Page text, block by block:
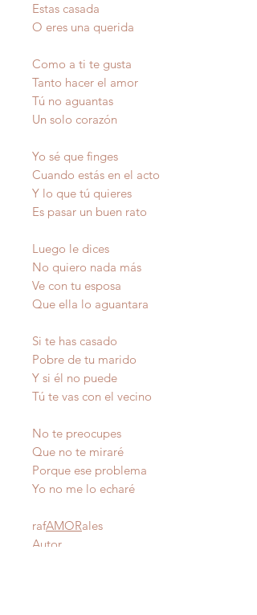
Estas casada
O eres una querida
Como a ti te gusta
Tanto hacer el amor
Tú no aguantas
Un solo corazón
Yo sé que finges
Cuando estás en el acto
Y lo que tú quieres
Es pasar un buen rato
Luego le dices
No quiero nada más
Ve con tu esposa
Que ella lo aguantara
Si te has casado
Pobre de tu marido
Y si él no puede
Tú te vas con el vecino
No te preocupes
Que no te miraré
Porque ese problema
Yo no me lo echaré
rafAMORales
Autor